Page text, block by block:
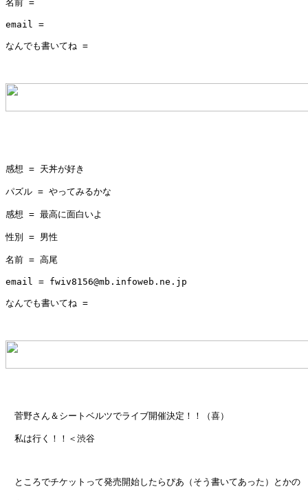
名前 =
email =
なんでも書いてね =
感想 = 天丼が好き
パズル = やってみるかな
感想 = 最高に面白いよ
性別 = 男性
名前 = 高尾
email = fwiv8156@mb.infoweb.ne.jp
なんでも書いてね =
菅野さん＆シートベルツでライブ開催決定！！（喜）
私は行く！！＜渋谷
ところでチケットって発売開始したらぴあ（そう書いてあった）とかの